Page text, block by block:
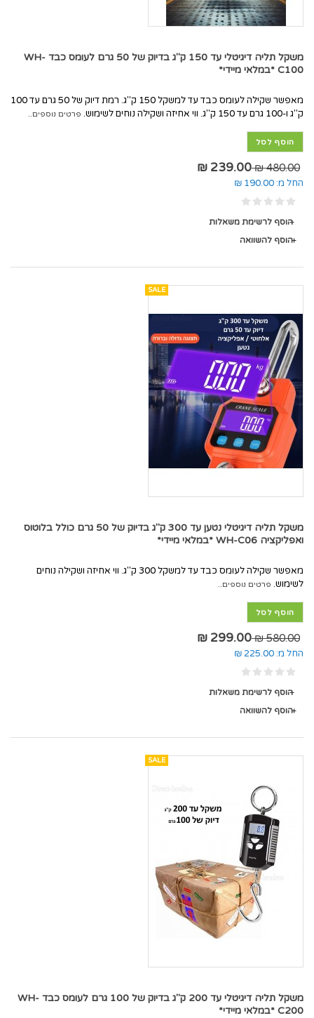
משקל תליה דיגיטלי עד 150 ק"ג בדיוק של 50 גרם לעומס כבד WH-
C100 *במלאי מיידי*
מאפשר שקילה לעומס כבד עד למשקל 150 ק"ג. רמת דיוק של 50 גרם עד 100
ק"ג ו-100 גרם עד 150 ק"ג. ווי אחיזה ושקילה נוחים לשימוש.
פרטים נוספים..
הוסף לסל
480.00 ₪
239.00 ₪
החל מ: 190.00 ₪
הוסף לרשימת משאלות
הוסף להשוואה
SALE
משקל תליה דיגיטלי נטען עד 300 ק"ג בדיוק של 50 גרם כולל בלוטוס
ואפליקציה WH-C06 *במלאי מיידי*
מאפשר שקילה לעומס כבד עד למשקל 300 ק"ג. ווי אחיזה ושקילה נוחים
לשימוש. פרטים נוספים..
הוסף לסל
580.00 ₪
299.00 ₪
החל מ: 225.00 ₪
הוסף לרשימת משאלות
הוסף להשוואה
SALE
משקל תליה דיגיטלי עד 200 ק"ג בדיוק של 100 גרם לעומס כבד WH-
C200 *במלאי מיידי*